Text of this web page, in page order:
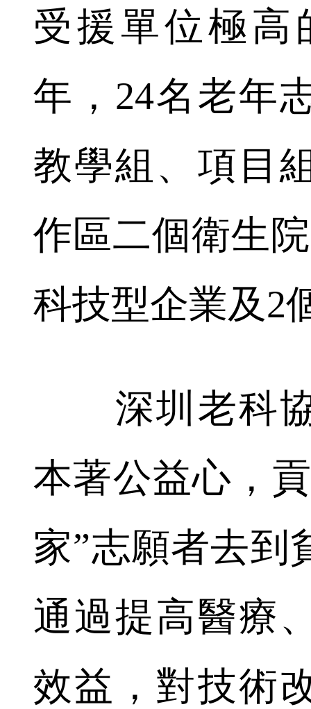
受援單位極高
年，24名老年
教學組、項目
作區二個衛生
科技型企業及2
深圳老科協
本著公益心，
家”志願者去到
通過提高醫療
效益，對技術